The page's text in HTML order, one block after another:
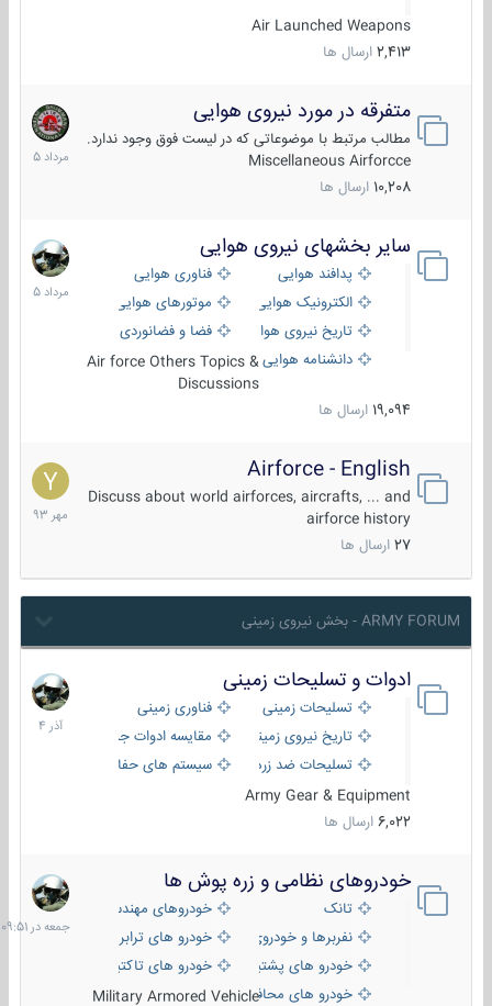
Air Launched Weapons
2,413 ارسال ها
متفرقه در مورد نیروی هوایی
مطالب مرتبط با موضوعاتی که در لیست فوق وجود ندارد.
Miscellaneous Airforcce
10,208 ارسال ها
7
مرداد
1405
سایر بخشهای نیروی هوایی
پدافند هوایی
فناوری هوایی
الکترونیک هوایی
موتورهای هوایی
تاریخ نیروی هوایی
فضا و فضانوردی
دانشنامه هواییAir force Others Topics &
Discussions
19,094 ارسال ها
2
مرداد
1405
Airforce - English
Discuss about world airforces, aircrafts, ... and
airforce history
27 ارسال ها
15
مهر
1393
ARMY FORUM - بخش نیروی زمینی
ادوات و تسلیحات زمینی
تسلیحات زمینی
فناوری زمینی
تاریخ نیروی زمینی
مقایسه ادوات جنگی
تسلیحات ضد زره
سیستم های حفاظت فعال
Army Gear & Equipment
6,022 ارسال ها
21
آذر
1404
خودروهای نظامی و زره پوش ها
تانک
خودروهای مهندسی
نفربرها و خودروی های رزمی پیاده نظام
خودرو های ترابری نظامی
خودرو های پشتیبانی آتش ، شناسایی و ضد تانک
خودرو های تاکتیکی نظامی
خودرو های محافظت شدهMilitary Armored Vehicle
جمعه
در
09:51